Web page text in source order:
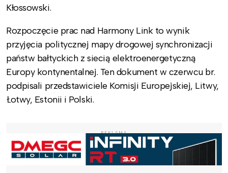
Kłossowski.
Rozpoczęcie prac nad Harmony Link to wynik
przyjęcia politycznej mapy drogowej synchronizacji
państw bałtyckich z siecią elektroenergetyczną
Europy kontynentalnej. Ten dokument w czerwcu br.
podpisali przedstawiciele Komisji Europejskiej, Litwy,
Łotwy, Estonii i Polski.
REKLAMA